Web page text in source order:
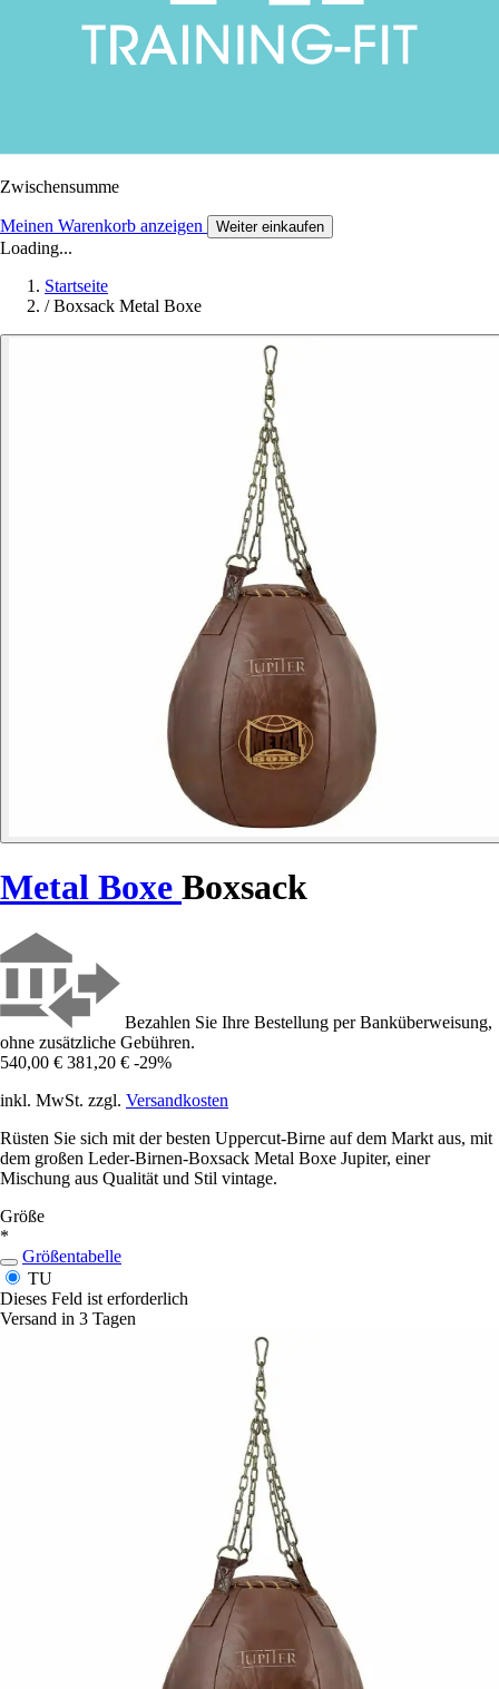
Zwischensumme
Meinen Warenkorb anzeigen Weiter einkaufen
Loading...
Startseite
/ Boxsack Metal Boxe
Metal Boxe Boxsack
Bezahlen Sie Ihre Bestellung per Banküberweisung,
ohne zusätzliche Gebühren.
540,00 € 381,20 € -29%
inkl. MwSt. zzgl. Versandkosten
Rüsten Sie sich mit der besten Uppercut-Birne auf dem Markt aus, mit
dem großen Leder-Birnen-Boxsack Metal Boxe Jupiter, einer
Mischung aus Qualität und Stil vintage.
Größe
*
Größentabelle
TU
Dieses Feld ist erforderlich
Versand in 3 Tagen